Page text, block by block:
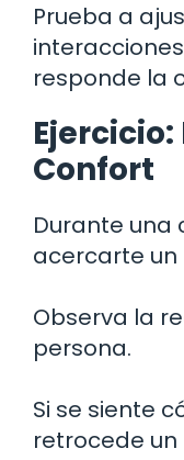
Prueba a
responde la
Ejercicio:
Confort
Durante una
acercarte un
Observa la
persona.
Si se siente
retrocede un